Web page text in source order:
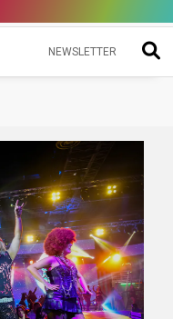
NEWSLETTER